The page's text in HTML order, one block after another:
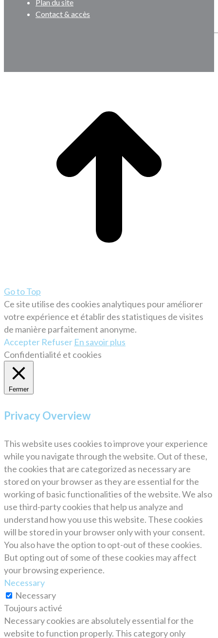
Plan du site
Contact & accès
Go to Top
Ce site utilise des cookies analytiques pour améliorer
votre expérience et établir des statistiques de visites
de manière parfaitement anonyme.
Accepter Refuser En savoir plus
Confidentialité et cookies
Fermer
Privacy Overview
This website uses cookies to improve your experience
while you navigate through the website. Out of these,
the cookies that are categorized as necessary are
stored on your browser as they are essential for the
working of basic functionalities of the website. We also
use third-party cookies that help us analyze and
understand how you use this website. These cookies
will be stored in your browser only with your consent.
You also have the option to opt-out of these cookies.
But opting out of some of these cookies may affect
your browsing experience.
Necessary
Necessary
Toujours activé
Necessary cookies are absolutely essential for the
website to function properly. This category only